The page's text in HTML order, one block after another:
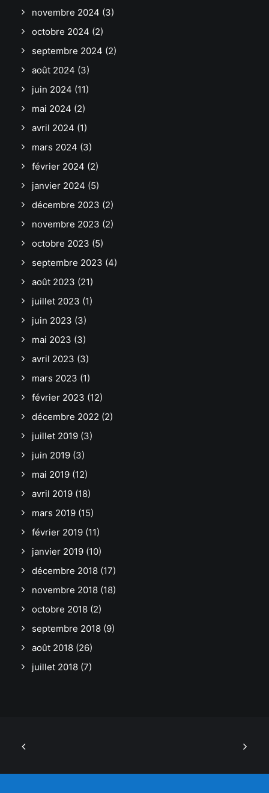
novembre 2024 (3)
octobre 2024 (2)
septembre 2024 (2)
août 2024 (3)
juin 2024 (11)
mai 2024 (2)
avril 2024 (1)
mars 2024 (3)
février 2024 (2)
janvier 2024 (5)
décembre 2023 (2)
novembre 2023 (2)
octobre 2023 (5)
septembre 2023 (4)
août 2023 (21)
juillet 2023 (1)
juin 2023 (3)
mai 2023 (3)
avril 2023 (3)
mars 2023 (1)
février 2023 (12)
décembre 2022 (2)
juillet 2019 (3)
juin 2019 (3)
mai 2019 (12)
avril 2019 (18)
mars 2019 (15)
février 2019 (11)
janvier 2019 (10)
décembre 2018 (17)
novembre 2018 (18)
octobre 2018 (2)
septembre 2018 (9)
août 2018 (26)
juillet 2018 (7)